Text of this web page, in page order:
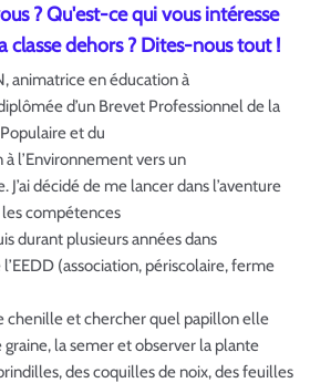
? Qu'est-ce qui vous intéresse
classe dehors ? Dites-nous tout !
animatrice en éducation à
d’un Brevet Professionnel de la
et du
l’Environnement vers un
décidé de me lancer dans l’aventure
les compétences
durant plusieurs années dans
(association, périscolaire, ferme
chenille et chercher quel papillon elle
graine, la semer et observer la plante
des coquilles de noix, des feuilles